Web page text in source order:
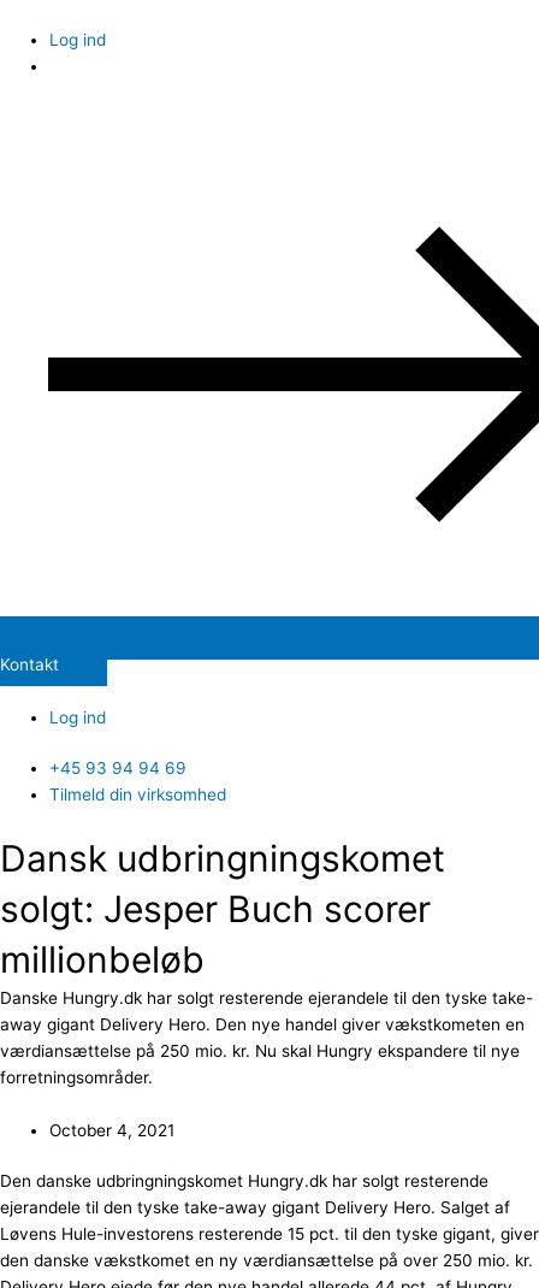
content
Log ind
Kontakt
Log ind
+45 93 94 94 69
Tilmeld din virksomhed
Dansk udbringningskomet
solgt: Jesper Buch scorer
millionbeløb
Danske Hungry.dk har solgt resterende ejerandele til den tyske take-
away gigant Delivery Hero. Den nye handel giver vækstkometen en
værdiansættelse på 250 mio. kr. Nu skal Hungry ekspandere til nye
forretningsområder.
October 4, 2021
Den danske udbringningskomet Hungry.dk har solgt resterende
ejerandele til den tyske take-away gigant Delivery Hero. Salget af
Løvens Hule-investorens resterende 15 pct. til den tyske gigant, giver
den danske vækstkomet en ny værdiansættelse på over 250 mio. kr.